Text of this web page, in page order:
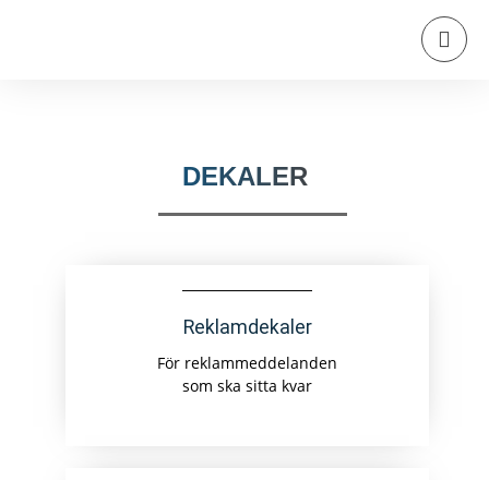
DEKALER
Reklamdekaler
För reklammeddelanden
som ska sitta kvar